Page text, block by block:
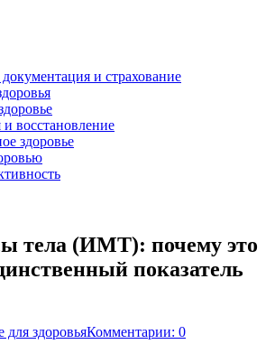
и страхование
восстановление
здоровье
тела (ИМТ): почему это
показатель
для здоровьяКомментарии: 0